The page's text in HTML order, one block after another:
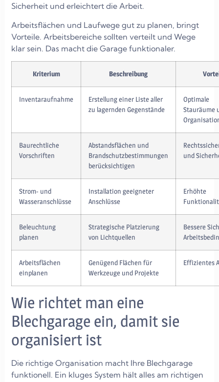
Sicherheit und erleichtert die Arbeit.
Arbeitsflächen und Laufwege gut zu planen, bringt
Vorteile. Arbeitsbereiche sollten verteilt und Wege
klar sein. Das macht die Garage funktionaler.
Kriterium Beschreibung
Inventaraufnahme
Erstellung einer Liste aller
zu lagernden Gegenstände
Optimale
Stauräume
Baurechtliche
Vorschriften
Abstandsflächen und
Brandschutzbestimmungen
berücksichtigen
und
Strom- und
Wasseranschlüsse
Installation geeigneter
Anschlüsse
Erhöhte
Beleuchtung
planen
Strategische Platzierung
von Lichtquellen
Bessere
Arbeitsflächen
einplanen
Genügend Flächen für
Werkzeuge und Projekte
Effizientes
Wie richtet man eine
Blechgarage ein, damit sie
organisiert ist
Die richtige Organisation macht Ihre Blechgarage
funktionell. Ein kluges System hält alles am richtigen